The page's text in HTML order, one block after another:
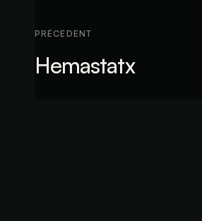
PRÉCEDENT
Hemastatx